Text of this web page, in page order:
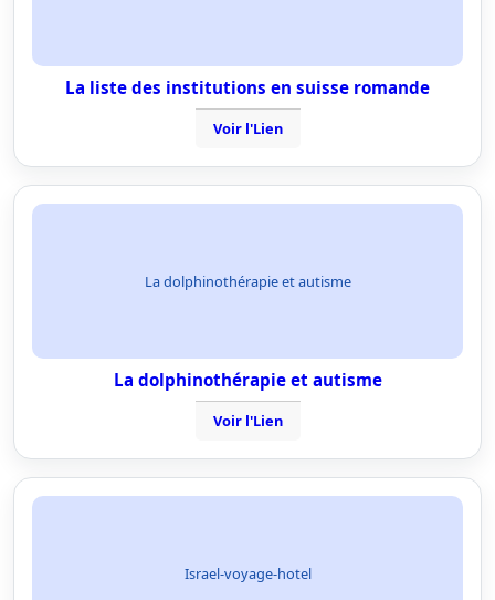
La liste des institutions en suisse romande
Voir l'Lien
La dolphinothérapie et autisme
La dolphinothérapie et autisme
Voir l'Lien
Israel-voyage-hotel